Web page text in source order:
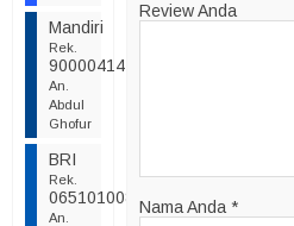
Mandiri
Rek.
9000041425217
An.
Abdul
Ghofur
BRI
Rek.
065101008499507
An.
Review Anda
Nama Anda *